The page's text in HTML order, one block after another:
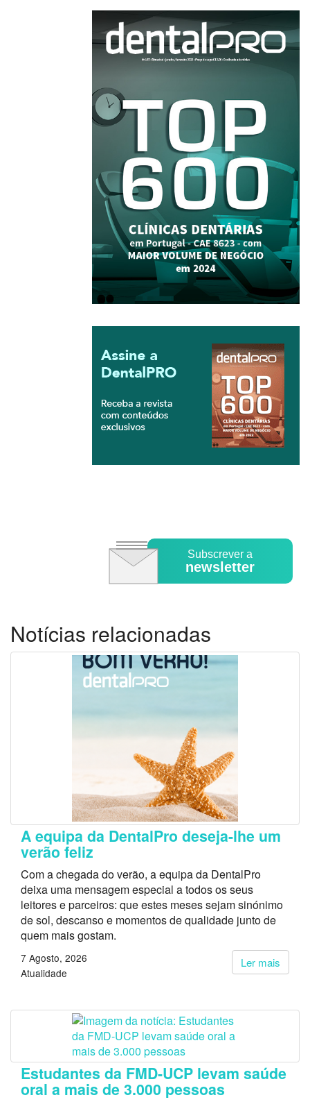
Subscrever a
newsletter
Notícias relacionadas
A equipa da DentalPro deseja-lhe um
verão feliz
Com a chegada do verão, a equipa da DentalPro
deixa uma mensagem especial a todos os seus
leitores e parceiros: que estes meses sejam sinónimo
de sol, descanso e momentos de qualidade junto de
quem mais gostam.
Ler mais
7 Agosto, 2026
Atualidade
Estudantes da FMD-UCP levam saúde
oral a mais de 3.000 pessoas